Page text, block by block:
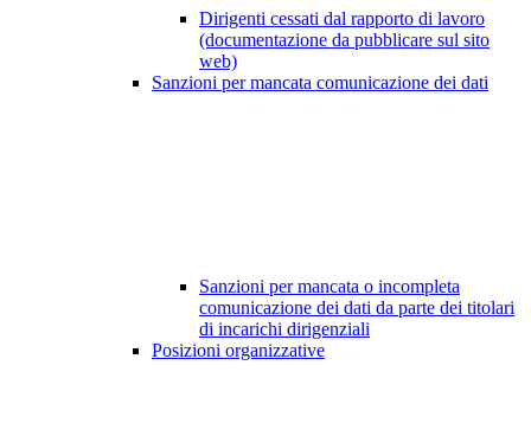
Dirigenti cessati dal rapporto di lavoro
(documentazione da pubblicare sul sito
web)
Sanzioni per mancata comunicazione dei dati
Sanzioni per mancata o incompleta
comunicazione dei dati da parte dei titolari
di incarichi dirigenziali
Posizioni organizzative